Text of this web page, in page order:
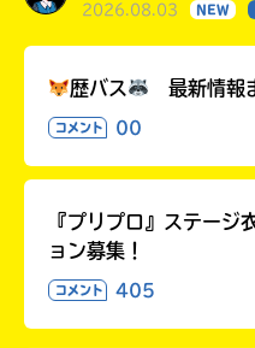
2026.08.03 NEW
歴バス 最新情報
コメント 00
『プリプロ』ステージ
ョン募集！
コメント 405